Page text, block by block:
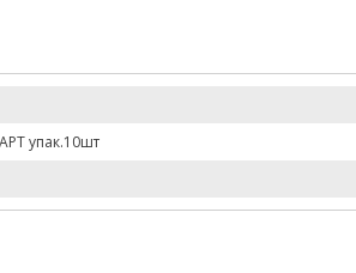
упак.10шт